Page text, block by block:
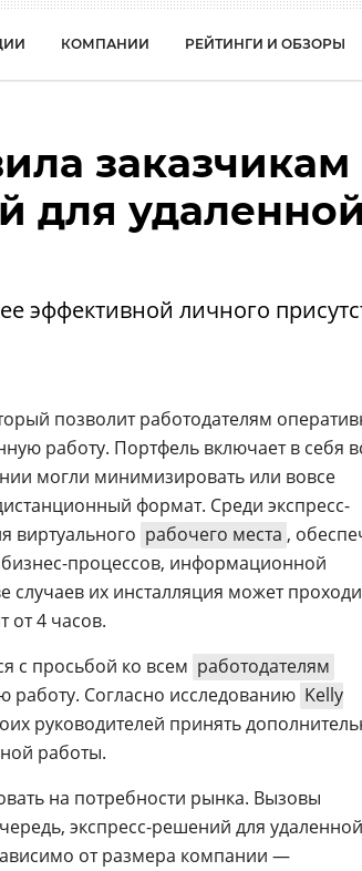
КОМПАНИИ РЕЙТИНГИ И ОБЗОРЫ
заказчикам
для
эффективной личного
позволит работодателям
работу. Портфель включает в себя
могли минимизировать или вовсе
формат. Среди экспресс-
виртуального рабочего места ,
процессов, информационной
случаев их инсталляция может
от 4 часов.
с просьбой ко всем работодателям
работу. Согласно исследованию Kelly
руководителей принять
работы.
на потребности рынка. Вызовы
экспресс-решений для удаленной
от размера компании —